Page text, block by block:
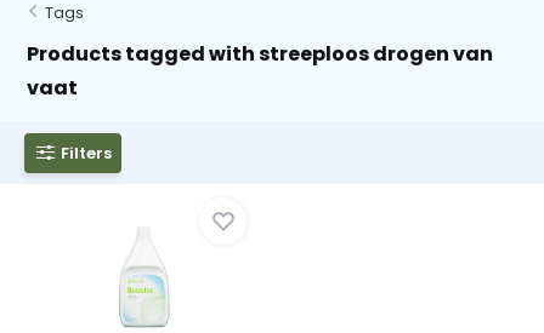
Tags
Products tagged with streeploos drogen van
vaat
Filters